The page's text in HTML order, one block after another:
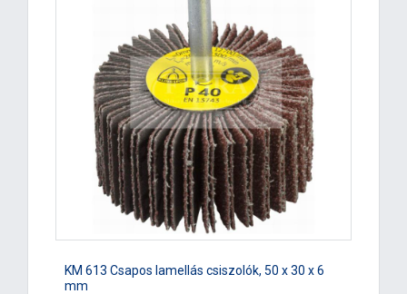
KM 613 Csapos lamellás csiszolók, 50 x 30 x 6
mm